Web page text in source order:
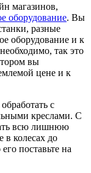
магазинов,
оборудование. Вы
разные
оборудование и к
так это
вы
цене и к
с
креслами. С
всю лишнюю
в колесах до
поставьте на